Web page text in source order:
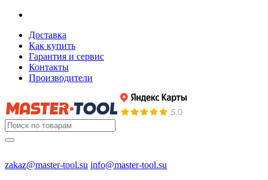
Доставка
Как купить
Гарантия и сервис
Контакты
Производители
zakaz@master-tool.su info@master-tool.su